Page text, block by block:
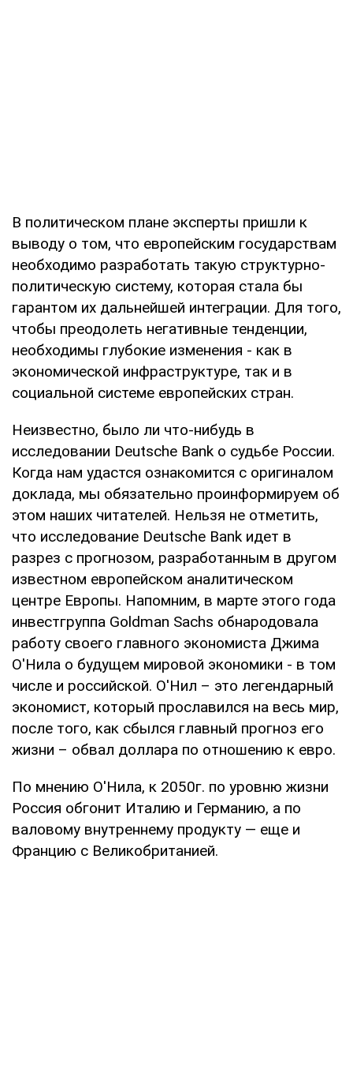
В политическом плане эксперты пришли к
выводу о том, что европейским государствам
необходимо разработать такую структурно-
политическую систему, которая стала бы
гарантом их дальнейшей интеграции. Для того,
чтобы преодолеть негативные тенденции,
необходимы глубокие изменения - как в
экономической инфраструктуре, так и в
социальной системе европейских стран.
Неизвестно, было ли что-нибудь в
исследовании Deutsche Bank о судьбе России.
Когда нам удастся ознакомится с оригиналом
доклада, мы обязательно проинформируем об
этом наших читателей. Нельзя не отметить,
что исследование Deutsche Bank идет в
разрез с прогнозом, разработанным в другом
известном европейском аналитическом
центре Европы. Напомним, в марте этого года
инвестгруппа Goldman Sachs обнародовала
работу своего главного экономиста Джима
О'Нила о будущем мировой экономики - в том
числе и российской. О'Нил – это легендарный
экономист, который прославился на весь мир,
после того, как сбылся главный прогноз его
жизни – обвал доллара по отношению к евро.
По мнению О'Нила, к 2050г. по уровню жизни
Россия обгонит Италию и Германию, а по
валовому внутреннему продукту — еще и
Францию с Великобританией.